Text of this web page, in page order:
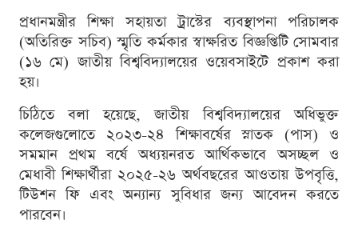
প্রধানমন্ত্রীর শিক্ষা সহায়তা ট্রাস্টের ব্যবস্থাপনা পরিচালক
(অতিরিক্ত সচিব) স্মৃতি কর্মকার স্বাক্ষরিত বিজ্ঞপ্তিটি সোমবার
(১৬ মে) জাতীয় বিশ্ববিদ্যালয়ের ওয়েবসাইটে প্রকাশ করা
হয়।
চিঠিতে বলা হয়েছে, জাতীয় বিশ্ববিদ্যালয়ের অধিভুক্ত
কলেজগুলোতে ২০২৩-২৪ শিক্ষাবর্ষের স্নাতক (পাস) ও
সমমান প্রথম বর্ষে অধ্যয়নরত আর্থিকভাবে অসচ্ছল ও
মেধাবী শিক্ষার্থীরা ২০২৫-২৬ অর্থবছরের আওতায় উপবৃত্তি,
টিউশন ফি এবং অন্যান্য সুবিধার জন্য আবেদন করতে
পারবেন।